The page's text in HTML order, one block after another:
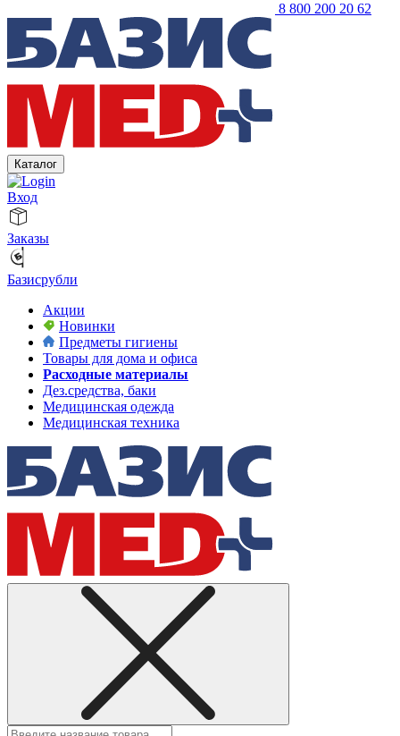
8 800 200 20 62
Каталог
Вход
Заказы
Базисрубли
Акции
Новинки
Предметы гигиены
Товары для дома и офиса
Расходные материалы
Дез.средства, баки
Медицинская одежда
Медицинская техника